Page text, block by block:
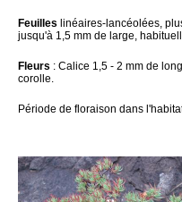
Feuilles linéaires-lancéolées,
jusqu'à 1,5 mm de large,
Fleurs : Calice 1,5 - 2 mm de
corolle.
Période de floraison dans